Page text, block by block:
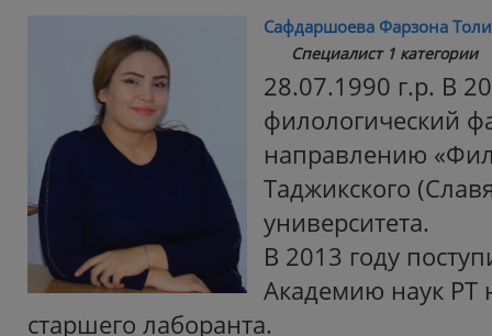
Сафдаршоева Фарзона
Специалист 1 категории
28.07.1990 г.р. В
филологический
направлению
Таджикского
университета.
В 2013 году
Академию наук РТ
старшего лаборанта.